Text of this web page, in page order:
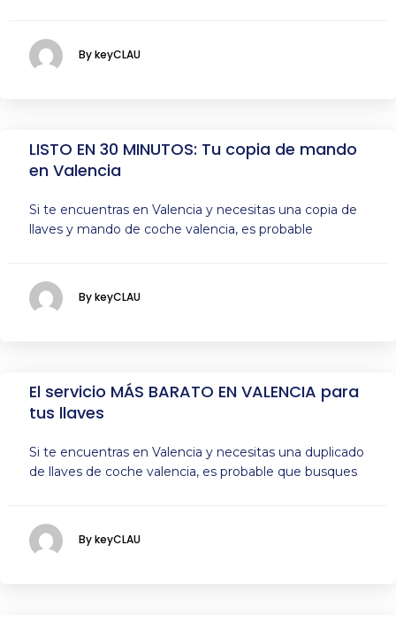
By keyCLAU
LISTO EN 30 MINUTOS: Tu copia de mando
en Valencia
Si te encuentras en Valencia y necesitas una copia de
llaves y mando de coche valencia, es probable
By keyCLAU
El servicio MÁS BARATO EN VALENCIA para
tus llaves
Si te encuentras en Valencia y necesitas una duplicado
de llaves de coche valencia, es probable que busques
By keyCLAU